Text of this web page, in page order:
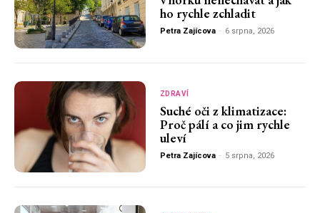
ho rychle zchladit
Petra Zajícova - 6 srpna, 2026
ZDRAVÍ
Suché oči z klimatizace:
Proč pálí a co jim rychle
uleví
Petra Zajícova - 5 srpna, 2026